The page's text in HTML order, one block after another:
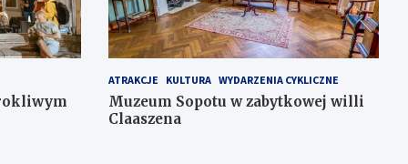
ATRAKCJE KULTURA WYDARZENIA CYKLICZNE
Muzeum Sopotu w zabytkowej willi
Claaszena